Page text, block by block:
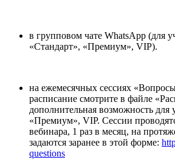
в групповом чате WhatsApp (для
«Стандарт», «Премиум», VIP).
на ежемесячных сессиях
расписание смотрите в файле
дополнительная возможность для
«Премиум», VIP. Сессии
вебинара, 1 раз в месяц, на
задаются заранее в этой форме:
questions